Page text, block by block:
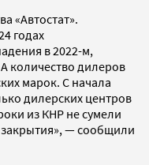
«Автостат».
годах
в 2022-м,
количество дилеров
марок. С начала
дилерских центров
из КНР не сумели
закрытия», — сообщили